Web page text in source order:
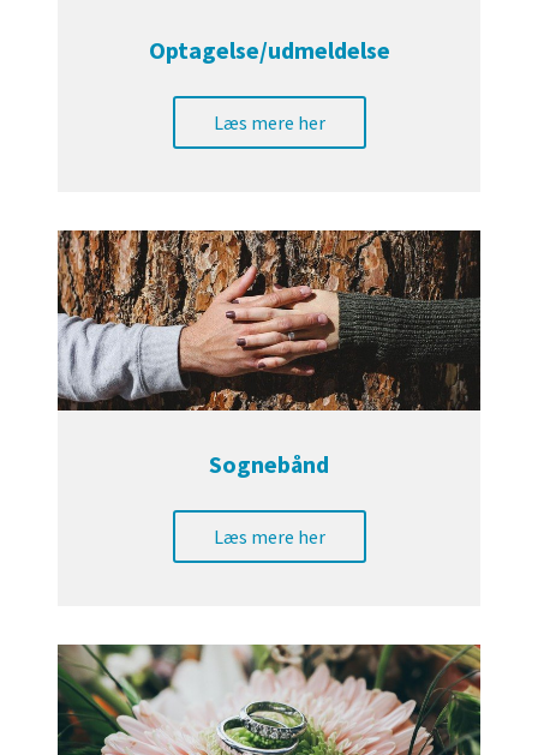
Optagelse/udmeldelse
Læs mere her
Sognebånd
Læs mere her